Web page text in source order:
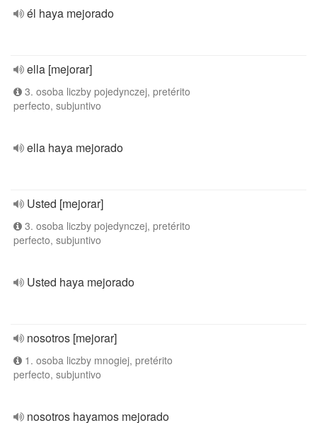
él haya mejorado
ella [mejorar]
3. osoba liczby pojedynczej, pretérito
perfecto, subjuntivo
ella haya mejorado
Usted [mejorar]
3. osoba liczby pojedynczej, pretérito
perfecto, subjuntivo
Usted haya mejorado
nosotros [mejorar]
1. osoba liczby mnogiej, pretérito
perfecto, subjuntivo
nosotros hayamos mejorado